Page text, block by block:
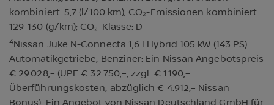
kombiniert: 5,7 (l/100 km); CO₂-Emissionen kombiniert:
129-130 (g/km); CO₂-Klasse: D
4Nissan Juke N-Connecta 1,6 l Hybrid 105 kW (143 PS)
Automatikgetriebe, Benziner: Ein Nissan Angebotspreis
€ 29.028,– (UPE € 32.750,–, zzgl. € 1.190,–
Überführungskosten, abzüglich € 4.912,– Nissan
Bonus). Ein Angebot von Nissan Deutschland GmbH für